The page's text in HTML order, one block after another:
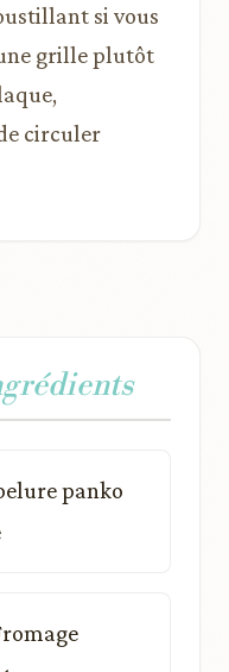
si vous
grille plutôt
circuler
panko